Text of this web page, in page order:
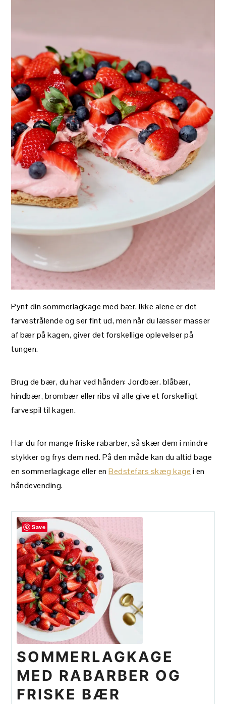
Pynt din sommerlagkage med bær. Ikke alene er det
farvestrålende og ser fint ud, men når du læsser masser
af bær på kagen, giver det forskellige oplevelser på
tungen.
Brug de bær, du har ved hånden: Jordbær. blåbær,
hindbær, brombær eller ribs vil alle give et forskelligt
farvespil til kagen.
Har du for mange friske rabarber, så skær dem i mindre
stykker og frys dem ned. På den måde kan du altid bage
en sommerlagkage eller enBedstefars skæg kage i en
håndevending.
SOMMERLAGKAGE
MED RABARBER OG
FRISKE BÆR
Save